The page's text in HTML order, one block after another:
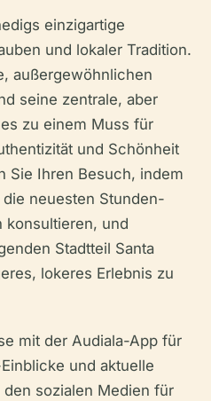
einzigartige
und lokaler Tradition.
außergewöhnlichen
seine zentrale, aber
zu einem Muss für
und Schönheit
Sie Ihren Besuch, indem
neuesten Stunden-
konsultieren, und
Stadtteil Santa
lokeres Erlebnis zu
mit der Audiala-App für
und aktuelle
sozialen Medien für